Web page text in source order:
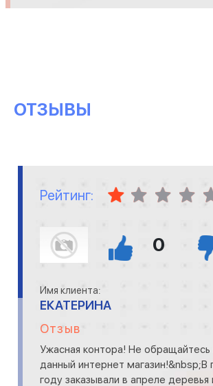
ОТЗЫВЫ
Рейтинг:
0
Имя клиента:
ЕКАТЕРИНА
Отзыв
Ужасная контора! Не обращайтесь
данный интернет
году заказывали в апреле деревья